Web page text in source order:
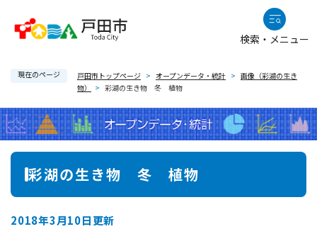
で
す
。
検索・メニュー
現在のページ 戸田市トップページ > オープンデータ・統計 > 画像（彩湖の生き
物）
> 彩湖の生き物 冬 植物
本
彩湖の生き物 冬 植物
2018年3月10日更新